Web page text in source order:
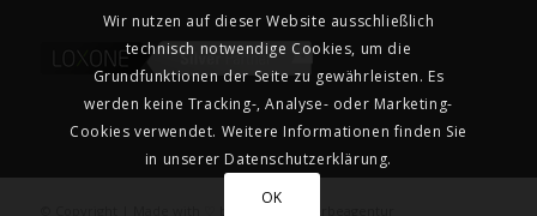
Wir nutzen auf dieser Website ausschließlich
technisch notwendige Cookies, um die
Grundfunktionen der Seite zu gewährleisten. Es
werden keine Tracking-, Analyse- oder Marketing-
Cookies verwendet. Weitere Informationen finden Sie
in unserer Datenschutzerklärung.
OK